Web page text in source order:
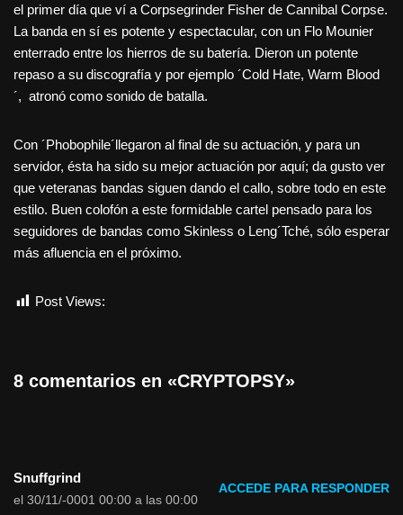
el primer día que ví a Corpsegrinder Fisher de Cannibal Corpse.
La banda en sí es potente y espectacular, con un Flo Mounier
enterrado entre los hierros de su batería. Dieron un potente
repaso a su discografía y por ejemplo ´Cold Hate, Warm Blood
´, atronó como sonido de batalla.
Con ´Phobophile´llegaron al final de su actuación, y para un
servidor, ésta ha sido su mejor actuación por aquí; da gusto ver
que veteranas bandas siguen dando el callo, sobre todo en este
estilo. Buen colofón a este formidable cartel pensado para los
seguidores de bandas como Skinless o Leng´Tché, sólo esperar
más afluencia en el próximo.
Post Views:
8 comentarios en «CRYPTOPSY»
Snuffgrind
el 30/11/-0001 00:00 a las 00:00
ACCEDE PARA RESPONDER